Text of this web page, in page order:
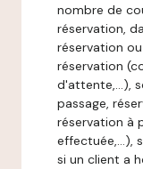
nombre de
réservation,
réservation
réservation
d'attente,…),
passage,
réservation à
effectuée,…),
si un client a